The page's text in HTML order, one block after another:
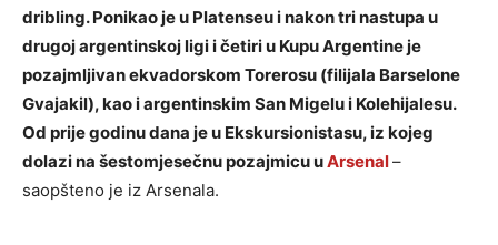
dribling. Ponikao je u Platenseu i nakon tri nastupa u
drugoj argentinskoj ligi i četiri u Kupu Argentine je
pozajmljivan ekvadorskom Torerosu (filijala Barselone
Gvajakil), kao i argentinskim San Migelu i Kolehijalesu.
Od prije godinu dana je u Ekskursionistasu, iz kojeg
dolazi na šestomjesečnu pozajmicu uArsenal–
saopšteno je iz Arsenala.